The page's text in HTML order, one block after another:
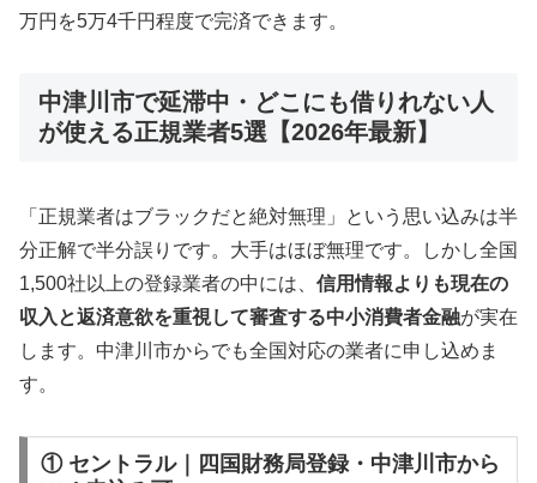
万円を5万4千円程度で完済できます。
中津川市で延滞中・どこにも借りれない人
が使える正規業者5選【2026年最新】
「正規業者はブラックだと絶対無理」という思い込みは半
分正解で半分誤りです。大手はほぼ無理です。しかし全国
1,500社以上の登録業者の中には、 信用情報よりも現在の
収入と返済意欲を重視して審査する中小消費者金融が実在
します。中津川市からでも全国対応の業者に申し込めま
す。
① セントラル｜四国財務局登録・中津川市から